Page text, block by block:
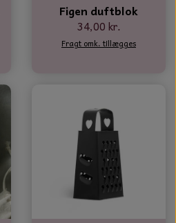
Figen duftblok
34,00 kr.
Fragt omk. tillægges